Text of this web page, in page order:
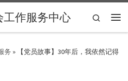
工作服务中心
Search
务 »
【党员故事】30年后，我依然记得